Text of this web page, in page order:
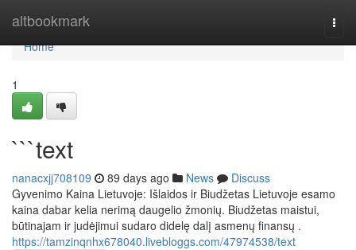
altbookmark
Home
Home
1
```text
nanacxjj708109 89 days ago News
Discuss
Gyvenimo Kaina Lietuvoje: Išlaidos ir Biudžetas Lietuvoje esamo
kaina dabar kelia nerimą daugelio žmonių. Biudžetas maistui,
būtinajam ir judėjimui sudaro didelę dalį asmenų finansų .
https://tamzinqnhx678040.livebloggs.com/47974538/text